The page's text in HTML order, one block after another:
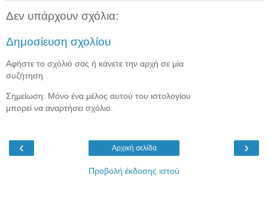
Δεν υπάρχουν σχόλια:
Δημοσίευση σχολίου
Αφήστε το σχόλιό σας ή κάνετε την αρχή σε μία
συζήτηση
Σημείωση: Μόνο ένα μέλος αυτού του ιστολογίου
μπορεί να αναρτήσει σχόλιο.
‹ ›
Αρχική σελίδα
Προβολή έκδοσης ιστού